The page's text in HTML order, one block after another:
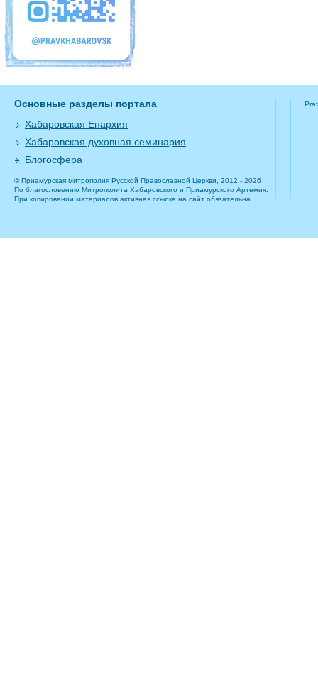
Основные разделы портала
Хабаровская Епархия
Хабаровская духовная семинария
Блогосфера
© Приамурская митрополия Русской Православной Церкви, 2012 - 2026
По благословению Митрополита Хабаровского и Приамурского Артемия.
При копировании материалов активная ссылка на сайт обязательна.